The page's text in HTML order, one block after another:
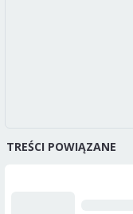
TREŚCI POWIĄZANE